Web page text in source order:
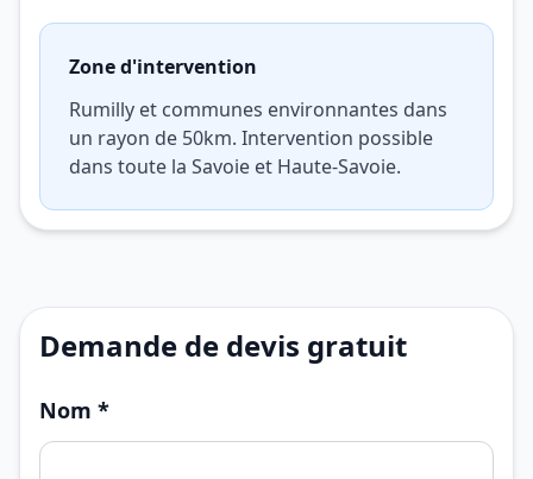
Zone d'intervention
Rumilly et communes environnantes dans
un rayon de 50km. Intervention possible
dans toute la Savoie et Haute-Savoie.
Demande de devis gratuit
Nom *